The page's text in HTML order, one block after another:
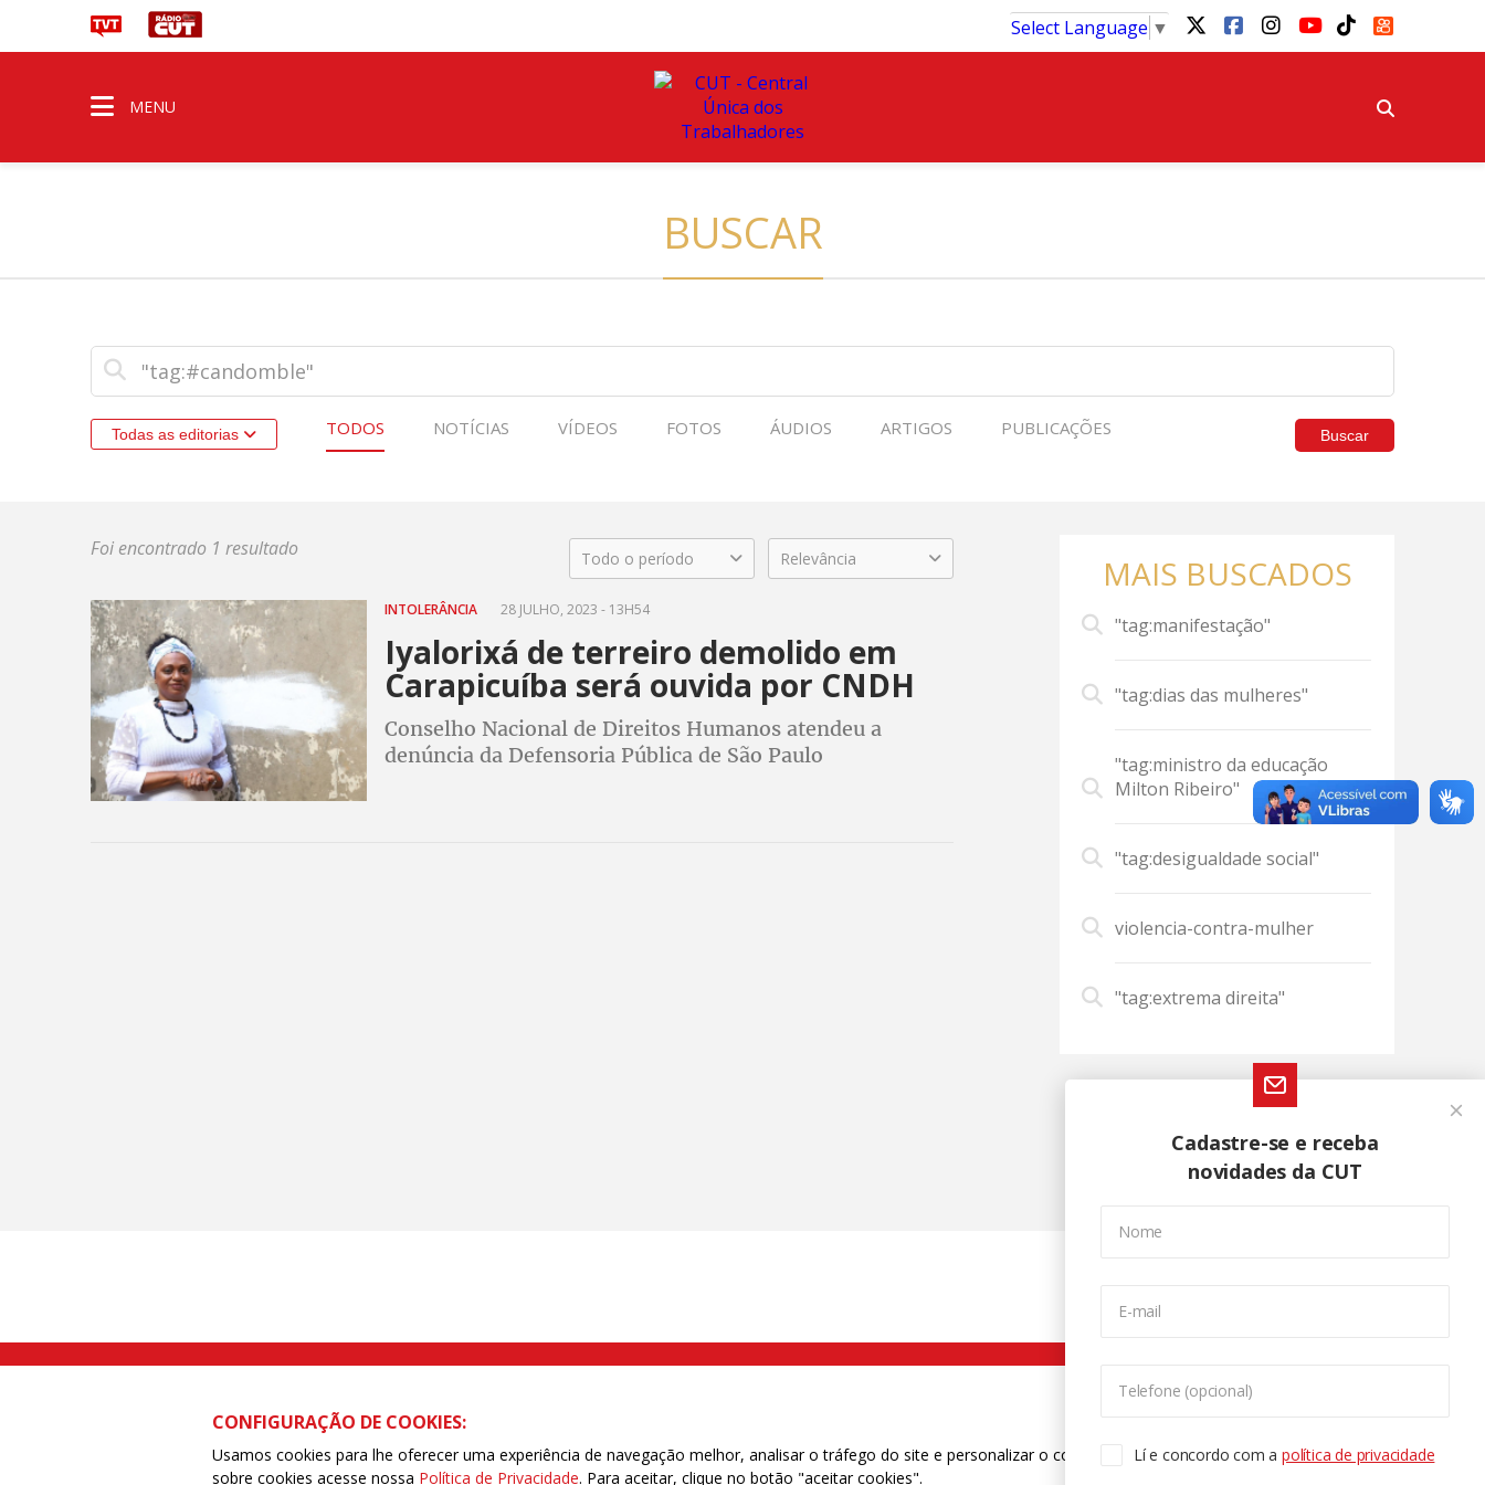
Select Language ▼
MENU
BUSCAR
Todas as editorias TODOS NOTÍCIAS VÍDEOS FOTOS ÁUDIOS ARTIGOS PUBLICAÇÕES Buscar
Foi encontrado 1 resultado Todo o período Relevância
INTOLERÂNCIA 28 JULHO, 2023 - 13H54
Iyalorixá de terreiro demolido em
Carapicuíba será ouvida por CNDH
Conselho Nacional de Direitos Humanos atendeu a
denúncia da Defensoria Pública de São Paulo
MAIS BUSCADOS
"tag:manifestação"
"tag:dias das mulheres"
"tag:ministro da educação
Milton Ribeiro"
"tag:desigualdade social"
violencia-contra-mulher
"tag:extrema direita"
Cadastre-se e receba
novidades da CUT
Nome
E-mail
Telefone (opcional)
Lí e concordo com apolítica de privacidade
Rua Caetano Pinto nº 575 CEP 03041-000 Brás, São Paulo/SP | Telefone (11) 2108 9200 - Fax (11) 2108 9310
CONFIGURAÇÃO DE COOKIES:
Usamos cookies para lhe oferecer uma experiência de navegação melhor, analisar o tráfego do site e personalizar o conteúdo. Para saber mais
sobre cookies acesse nossa Política de Privacidade. Para aceitar, clique no botão "aceitar cookies".